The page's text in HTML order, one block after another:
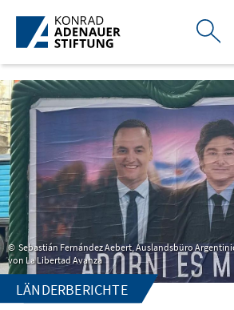
Zum Hauptinhalt springen
Sebastián Fernández Aebert, Auslandsbüro
von La Libertad Avanza
LÄNDERBERICHTE